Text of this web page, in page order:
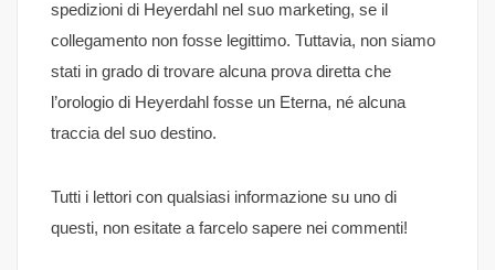
spedizioni di Heyerdahl nel suo marketing, se il
collegamento non fosse legittimo. Tuttavia, non siamo
stati in grado di trovare alcuna prova diretta che
l’orologio di Heyerdahl fosse un Eterna, né alcuna
traccia del suo destino.
Tutti i lettori con qualsiasi informazione su uno di
questi, non esitate a farcelo sapere nei commenti!